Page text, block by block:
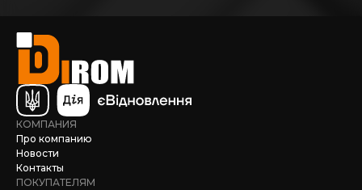
КОМПАНИЯ
Про компанию
Новости
Контакты
ПОКУПАТЕЛЯМ